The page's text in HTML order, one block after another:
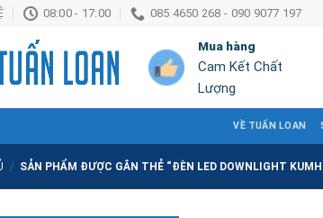
08:00 - 17:00 085 4650 268 - 090 9077 197
Mua hàng
Cam Kết Chất
Lượng
VỀ TUẤN LOAN
/ SẢN PHẨM ĐƯỢC GẮN THẺ “ĐÈN LED DOWNLIGHT